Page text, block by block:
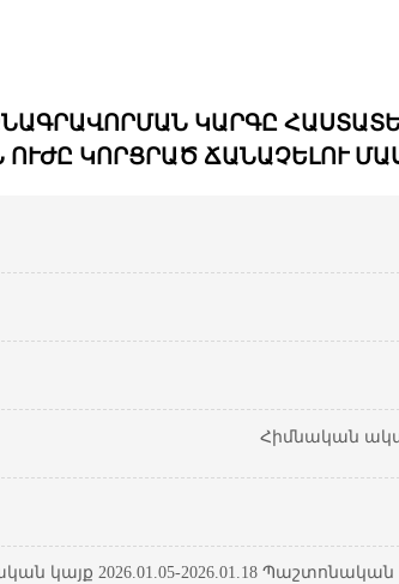
ԿԱՐԳԸ
ՈՒԺԸ ԿՈՐՑՐԱԾ ՃԱՆԱՉԵԼՈՒ
Հիմնական ակտ
կայք 2026.01.05-2026.01.18